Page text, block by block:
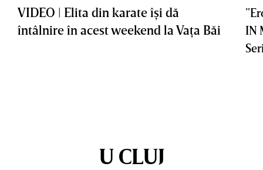
VIDEO | Elita din karate îşi dă
întâlnire în acest weekend la Vaţa Băi
IN
U CLUJ